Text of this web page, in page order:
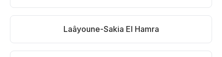
Laâyoune-Sakia El Hamra